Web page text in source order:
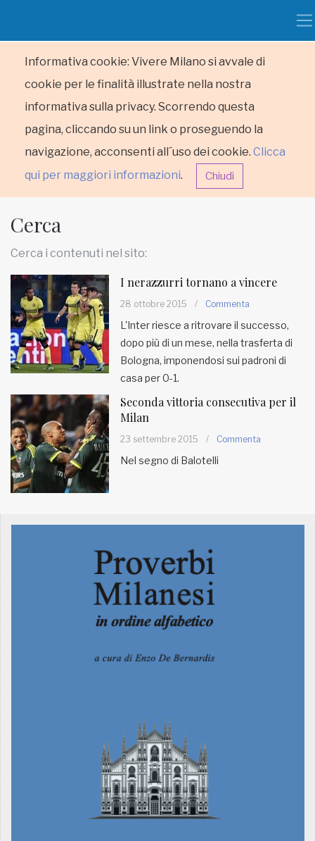
Informativa cookie: Vivere Milano si avvale di
cookie per le finalità illustrate nella nostra
informativa sulla privacy. Scorrendo questa
pagina, cliccando su un link o proseguendo la
navigazione, acconsenti all´uso dei cookie. Clicca
qui per maggiori informazioni. Chiudi
HOME
RUBRICHE
MUNICIPI
Inviateci le vostre segnalazioni
Iscriviti alla newsletter
www.viveremilano.info
Fondato e diretto da Enzo De
Informativa sulla privacy
Cerca
Cerca i contenuti nel sito:
I nerazzurri tornano a vincere
28 ottobre 2015 / Commenta
L'Inter riesce a ritrovare il successo,
dopo più di un mese, nella trasferta di
Bologna, imponendosi sui padroni di
casa per 0-1.
Seconda vittoria consecutiva per il
Milan
23 settembre 2015 / Commenta
Nel segno di Balotelli